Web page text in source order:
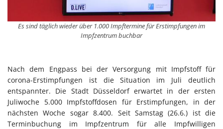
Es sind täglich wieder über 1.000 Impftermine für Erstimpfungen im
Impfzentrum buchbar
Nach dem Engpass bei der Versorgung mit Impfstoff für
corona-Erstimpfungen ist die Situation im Juli deutlich
entspannter. Die Stadt Düsseldorf erwartet in der ersten
Juliwoche 5.000 Impfstoffdosen für Erstimpfungen, in der
nächsten Woche sogar 8.400. Seit Samstag (26.6.) ist die
Terminbuchung im Impfzentrum für alle Impfwilligen